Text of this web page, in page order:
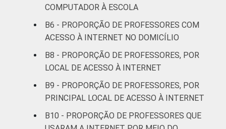
ano do
Ensino
Fundamental
ano do
Ensino
Fundamental
90
COMPUTADOR À ESCOLA
B6 - PROPORÇÃO DE PROFESSORES COM
ACESSO À INTERNET NO DOMICÍLIO
B8 - PROPORÇÃO DE PROFESSORES, POR
LOCAL DE ACESSO À INTERNET
B9 - PROPORÇÃO DE PROFESSORES, POR
PRINCIPAL LOCAL DE ACESSO À INTERNET
B10 - PROPORÇÃO DE PROFESSORES QUE